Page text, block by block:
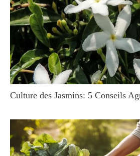
Culture des Jasmins: 5 Conseils